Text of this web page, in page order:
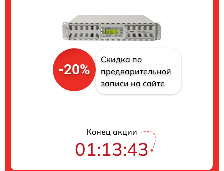
-20%
Скидка по
предварительной
записи на сайте
Конец акции
01:13:42